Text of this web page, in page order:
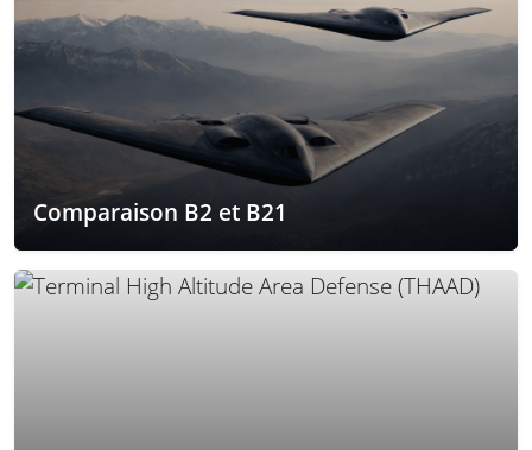
Comparaison B2 et B21